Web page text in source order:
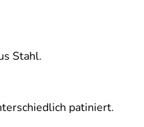
Stahl.
patiniert.